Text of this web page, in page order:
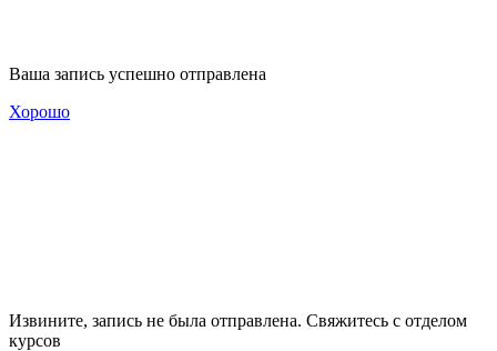
Ваша запись успешно отправлена
Хорошо
Извините, запись не была отправлена. Свяжитесь с отделом
курсов